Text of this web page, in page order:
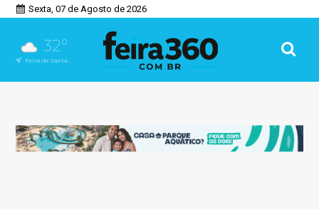
Sexta, 07 de Agosto de 2026
32°
Feira de Santana, BA